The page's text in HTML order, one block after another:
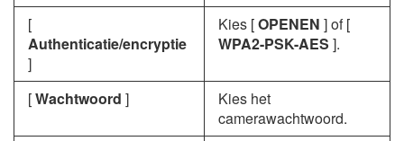
[
Authenticatie/encryptie
]
Kies [OPENEN ] of [
WPA2-PSK-AES ].
[Wachtwoord ]
Kies het
camerawachtwoord.